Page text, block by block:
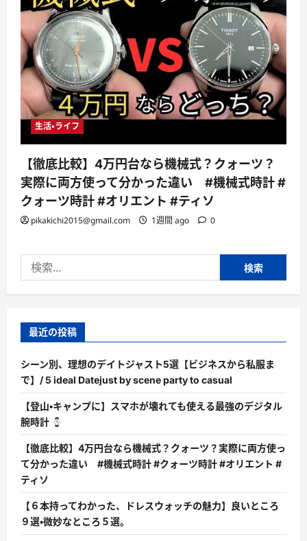
生活・ライフ
【徹底比較】4万円台なら機械式？クォーツ？
実際に両方使って分かった違い #機械式時計 #
クォーツ時計 #オリエント #ティソ
pikakichi2015@gmail.com 1週間 ago 0
索:
最近の投稿
シーン別、理想のデイトジャスト5選【ビジネスから私服ま
で】/ 5 ideal Datejust by scene party to casual
【登山・キャンプに】スマホが壊れても使える最強のデジタル
腕時計
【徹底比較】4万円台なら機械式？クォーツ？実際に両方使っ
て分かった違い #機械式時計 #クォーツ時計 #オリエント #
ティソ
【６本持ってわかった、ドレスウォッチの魅力】良いところ
９選・微妙なところ５選。